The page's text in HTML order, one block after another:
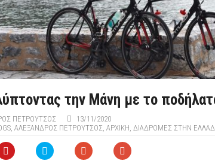
την Μάνη με το
ΠΕΤΡΟΎΤΣΟΣ
13/11/2020
ΑΛΈΞΑΝΔΡΟΣ ΠΕΤΡΟΎΤΣΟΣ ΑΡΧΙΚΉ ΔΙΑΔΡΟΜΕΣ ΣΤΗΝ